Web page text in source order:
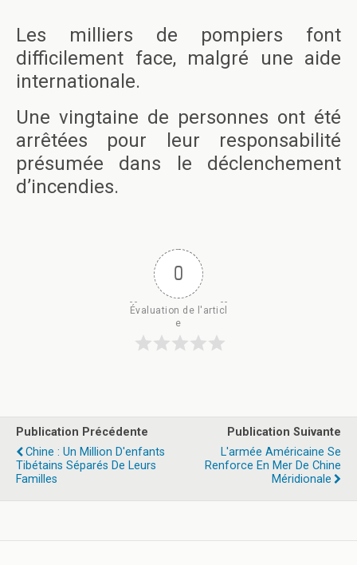
Les milliers de pompiers font
difficilement face, malgré une aide
internationale.
Une vingtaine de personnes ont été
arrêtées pour leur responsabilité
présumée dans le déclenchement
d’incendies.
0
Évaluation de l'articl
e
Publication Précédente
Chine : Un Million D'enfants
Tibétains Séparés De Leurs
Familles
Publication Suivante
L'armée Américaine Se
Renforce En Mer De Chine
Méridionale